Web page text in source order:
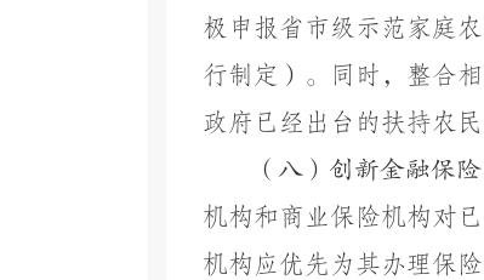
极申报省市级示范家庭
行制定）。同时，整合
政府已经出台的扶持农
（八）创新金融保险
机构和商业保险机构对
机构应优先为其办理保险